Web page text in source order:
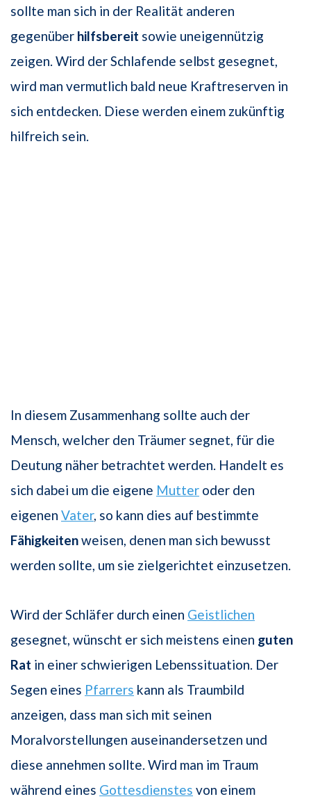
sollte man sich in der Realität anderen
gegenüber hilfsbereit sowie uneigennützig
zeigen. Wird der Schlafende selbst gesegnet,
wird man vermutlich bald neue Kraftreserven in
sich entdecken. Diese werden einem zukünftig
hilfreich sein.
In diesem Zusammenhang sollte auch der
Mensch, welcher den Träumer segnet, für die
Deutung näher betrachtet werden. Handelt es
sich dabei um die eigene Mutter oder den
eigenen Vater, so kann dies auf bestimmte
Fähigkeitenweisen, denen man sich bewusst
werden sollte, um sie zielgerichtet einzusetzen.
Wird der Schläfer durch einen Geistlichen
gesegnet, wünscht er sich meistens einen guten
Rat in einer schwierigen Lebenssituation. Der
Segen eines Pfarrers kann als Traumbild
anzeigen, dass man sich mit seinen
Moralvorstellungen auseinandersetzen und
diese annehmen sollte. Wird man im Traum
während eines Gottesdienstes von einem